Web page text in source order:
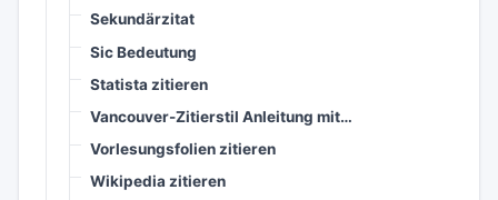
Sekundärzitat
Sic Bedeutung
Statista zitieren
Vancouver-Zitierstil Anleitung mit…
Vorlesungsfolien zitieren
Wikipedia zitieren